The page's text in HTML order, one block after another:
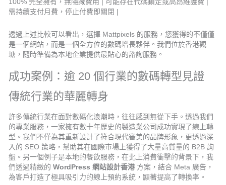
需持續支付月費，停止付費即關閉 |
透過上述比較可以看出，選擇 Mattpixels 的服務，您獲得的不僅僅
是一個網站，而是一個全方位的數碼增長夥伴。我們位於香港觀
塘，隨時準備為本地企業提供最貼心的諮詢服務。
成功案例：逾 20 個行業的數碼轉型見證
傳統行業的華麗轉身
許多傳統行業在面對數碼化浪潮時，往往感到無從下手。透過我們
的專業服務，一家擁有數十年歷史的製造業公司成功實現了線上轉
型。我們不僅為其重新設計了符合現代審美的品牌形象，更透過深
入的 SEO 策略，幫助其在國際市場上獲得了大量高質量的 B2B 詢
盤。另一個例子是本地的餐飲服務，在北上消費衝擊的背景下，我
們透過精緻的WordPress 網站設計香港方案，結合 Meta 廣告，
為客戶打造了極具吸引力的線上預約系統，顯著提高了轉換率。